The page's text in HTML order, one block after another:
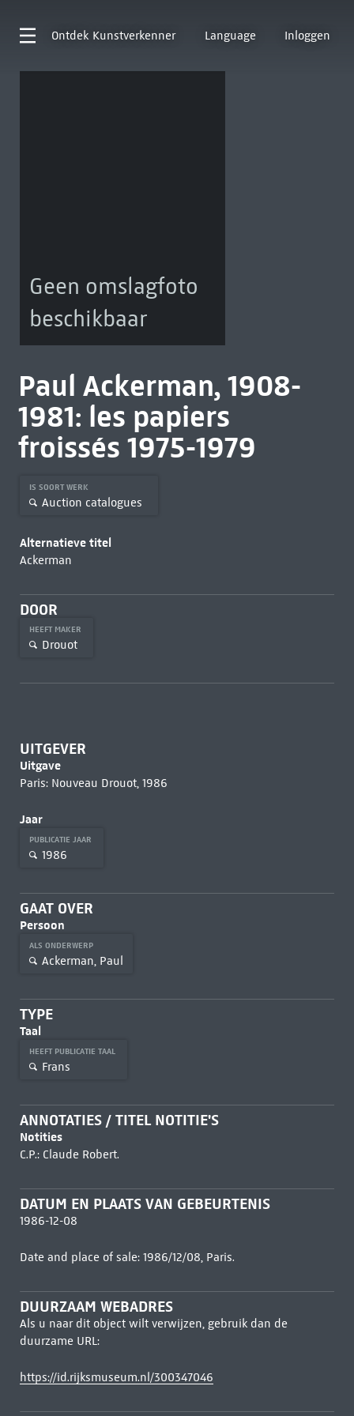
Ontdek Kunstverkenner Language Inloggen
Geen omslagfoto
beschikbaar
Paul Ackerman, 1908-
1981: les papiers
froissés 1975-1979
IS SOORT WERK
Auction catalogues
Alternatieve titel
Ackerman
DOOR
HEEFT MAKER
Drouot
UITGEVER
Uitgave
Paris: Nouveau Drouot, 1986
Jaar
PUBLICATIE JAAR
1986
GAAT OVER
Persoon
ALS ONDERWERP
Ackerman, Paul
TYPE
Taal
HEEFT PUBLICATIE TAAL
Frans
ANNOTATIES / TITEL NOTITIE'S
Notities
C.P.: Claude Robert.
DATUM EN PLAATS VAN GEBEURTENIS
1986-12-08
Date and place of sale: 1986/12/08, Paris.
DUURZAAM WEBADRES
Als u naar dit object wilt verwijzen, gebruik dan de
duurzame URL:
https://id.rijksmuseum.nl/300347046